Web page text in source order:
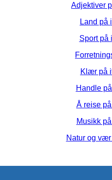
Adjektiver
Land på
Sport på
Klær på
Handle
Å reise
Musikk
Natur og